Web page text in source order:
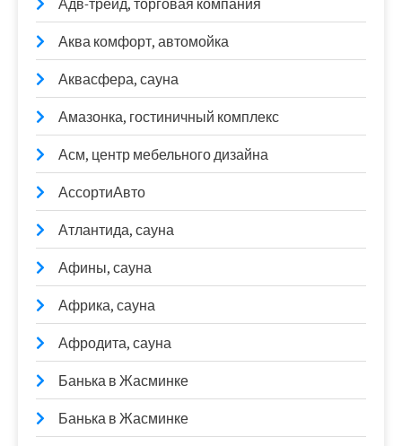
Адв-трейд, торговая компания
Аква комфорт, автомойка
Аквасфера, сауна
Амазонка, гостиничный комплекс
Асм, центр мебельного дизайна
АссортиАвто
Атлантида, сауна
Афины, сауна
Африка, сауна
Афродита, сауна
Банька в Жасминке
Банька в Жасминке